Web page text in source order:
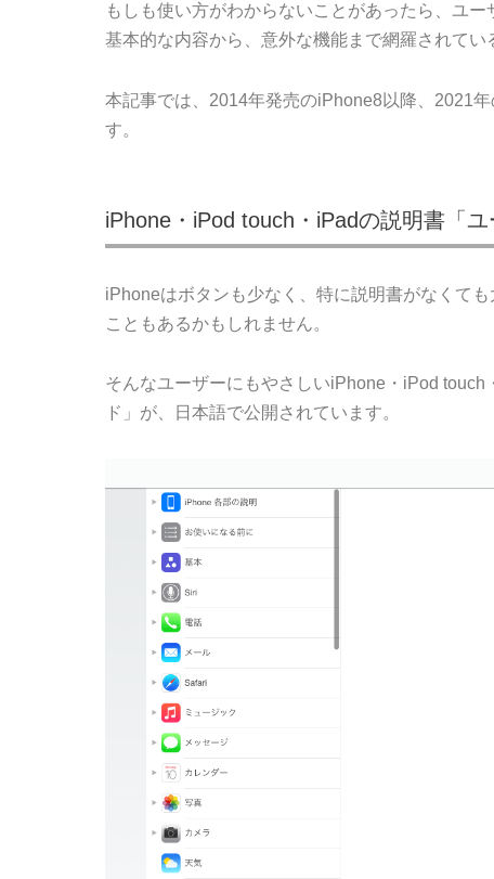
もしも使い方がわからないことがあったら、ユー
基本的な内容から、意外な機能まで網羅されてい
本記事では、2014年発売のiPhone8以降、2021
す。
iPhone・iPod touch・iPadの説明書「ユ
iPhoneはボタンも少なく、特に説明書がなくて
こともあるかもしれません。
そんなユーザーにもやさしいiPhone・iPod
ド」が、日本語で公開されています。